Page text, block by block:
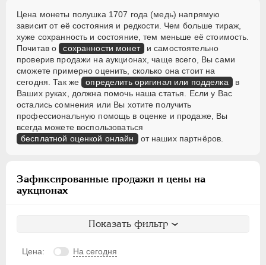
Цена монеты полушка 1707 года (медь) напрямую
зависит от её состояния и редкости. Чем больше тираж,
хуже сохранность и состояние, тем меньше её стоимость.
Почитав о сохранности монет и самостоятельно
проверив продажи на аукционах, чаще всего, Вы сами
сможете примерно оценить, сколько она стоит на
сегодня. Так же определить оригинал или подделка в
Ваших руках, должна помочь наша статья. Если у Вас
остались сомнения или Вы хотите получить
профессиональную помощь в оценке и продаже, Вы
всегда можете воспользоваться
бесплатной оценкой онлайн от наших партнёров.
Зафиксированные продажи и цены на
аукционах
Показать фильтр
Цена: На сегодня